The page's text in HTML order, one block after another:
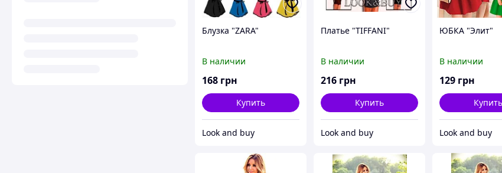
Блузка "ZARA"
В наличии
168 грн
Купить
Look and buy
Платье "TIFFANI"
В наличии
216 грн
Купить
Look and buy
ЮБКА "Элит"
В наличии
129 грн
Купить
Look and buy